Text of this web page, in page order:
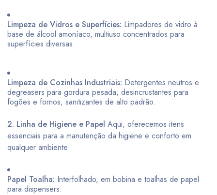
Limpeza de Vidros e Superfícies: Limpadores de vidro à
base de álcool amoníaco, multiuso concentrados para
superfícies diversas.
Limpeza de Cozinhas Industriais: Detergentes neutros e
degreasers para gordura pesada, desincrustantes para
fogões e fornos, sanitizantes de alto padrão.
2. Linha de Higiene e Papel Aqui, oferecemos itens
essenciais para a manutenção da higiene e conforto em
qualquer ambiente:
Papel Toalha: Interfolhado, em bobina e toalhas de papel
para dispensers.